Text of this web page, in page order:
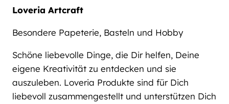
Loveria Artcraft
Besondere Papeterie, Basteln und Hobby
Schöne liebevolle Dinge, die Dir helfen, Deine
eigene Kreativität zu entdecken und sie
auszuleben. Loveria Produkte sind für Dich
liebevoll zusammengestellt und unterstützen Dich